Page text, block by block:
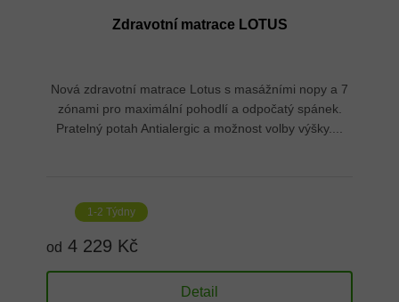
Zdravotní matrace LOTUS
Nová zdravotní matrace Lotus s masážními nopy a 7
zónami pro maximální pohodlí a odpočatý spánek.
Pratelný potah Antialergic a možnost volby výšky....
1-2 Týdny
od 4 229 Kč
Detail